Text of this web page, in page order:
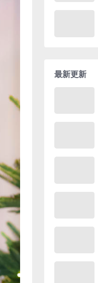
最新更新